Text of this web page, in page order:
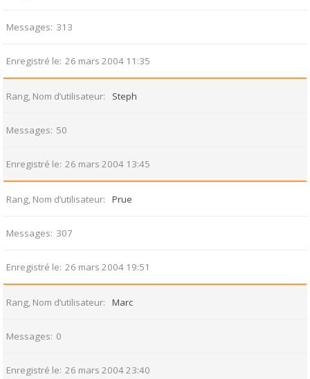
Messages 313
Enregistré le 26 mars 2004 11:35
Rang, Nom d’utilisateur Steph
Messages 50
Enregistré le 26 mars 2004 13:45
Rang, Nom d’utilisateur Prue
Messages 307
Enregistré le 26 mars 2004 19:51
Rang, Nom d’utilisateur Marc
Messages 0
Enregistré le 26 mars 2004 23:40